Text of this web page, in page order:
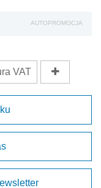
AUTOPROMOCJA
VAT